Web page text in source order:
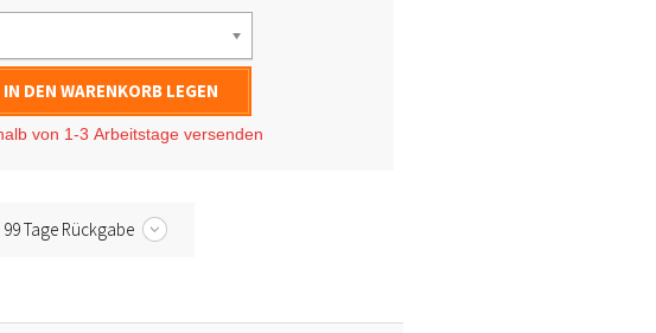
IN DEN WARENKORB LEGEN
von 1-3 Arbeitstage versenden
99 Tage Rückgabe